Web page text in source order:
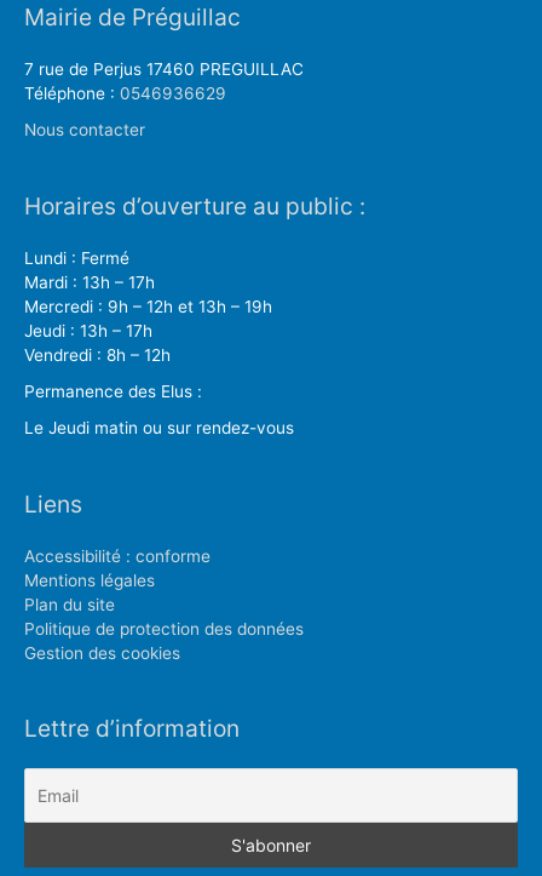
Mairie de Préguillac
7 rue de Perjus 17460 PREGUILLAC
Téléphone : 0546936629
Nous contacter
Horaires d’ouverture au public :
Lundi : Fermé
Mardi : 13h – 17h
Mercredi : 9h – 12h et 13h – 19h
Jeudi : 13h – 17h
Vendredi : 8h – 12h
Permanence des Elus :
Le Jeudi matin ou sur rendez-vous
Liens
Accessibilité : conforme
Mentions légales
Plan du site
Politique de protection des données
Gestion des cookies
Lettre d’information